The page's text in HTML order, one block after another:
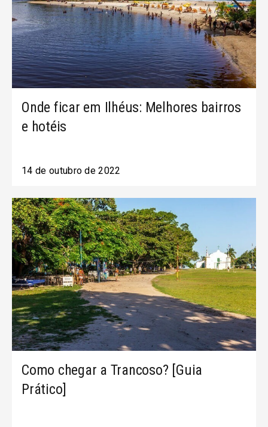
Onde ficar em Ilhéus: Melhores bairros
e hotéis
14 de outubro de 2022
Como chegar a Trancoso? [Guia
Prático]